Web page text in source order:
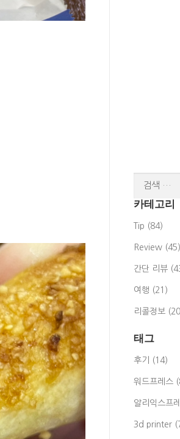
색:
카테고리
Tip (84)
Review (45)
간단 리뷰
여행 (21)
리콜정보
태그
후기 (14)
워드프레스
알리익스프
3d printer